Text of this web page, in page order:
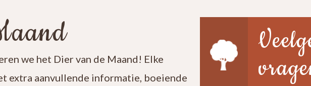
we het Dier van de Maand! Elke
extra aanvullende informatie, boeiende